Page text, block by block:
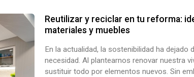
Reutilizar y reciclar en tu reforma:
materiales y muebles
En la actualidad, la sostenibilidad ha
necesidad. Al plantearnos renovar nuestra
sustituir todo por elementos nuevos. Sin